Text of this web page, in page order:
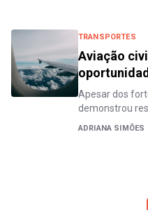
TRANSPORTES
Aviação
Apesar dos
demonstrou
ADRIANA SIMÕES